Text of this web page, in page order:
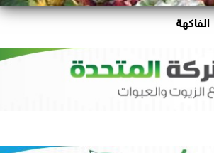
الفاكهة